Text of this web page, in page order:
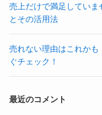
売上だけで満足してい
とその活用法
売れない理由はこれか
ぐチェック！
最近のコメント